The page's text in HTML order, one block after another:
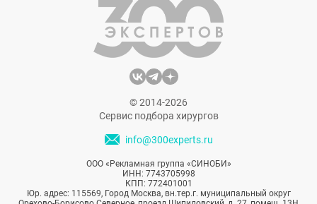
© 2014-2026
Сервис подбора хирургов
info@300experts.ru
ООО «Рекламная группа «СИНОБИ»
ИНН: 7743705998
КПП: 772401001
Юр. адрес: 115569, Город Москва, вн.тер.г. муниципальный округ